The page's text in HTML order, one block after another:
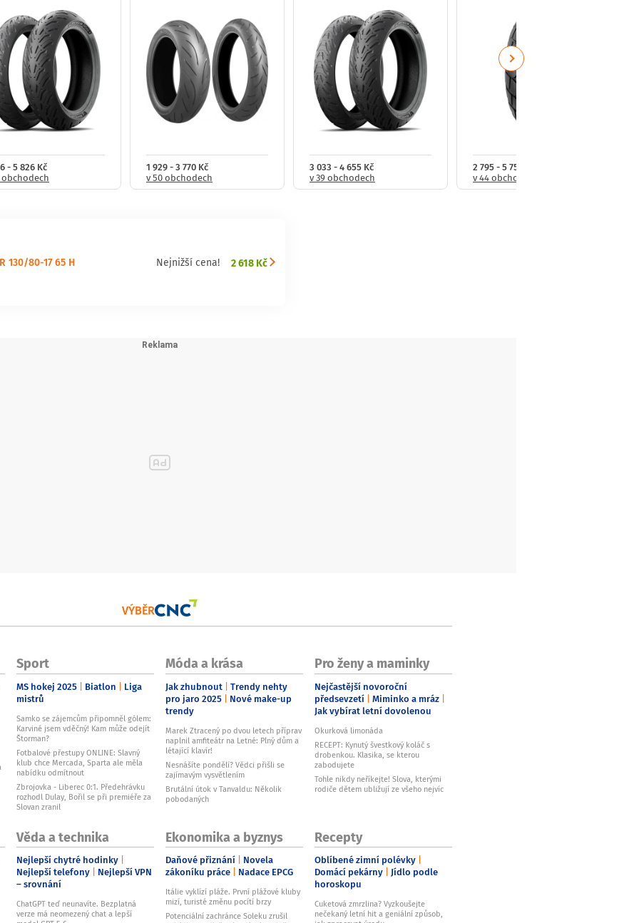
- 5 826 Kč
obchodech
1 929 - 3 770 Kč
v 50 obchodech
3 033 - 4 655 Kč
v 39 obchodech
2 795 - 5 754 Kč
v 44 obchodech
Next
130/80-17 65 H Nejnižší cena! 2 618 Kč
VÝBĚR
Sport
MS hokej 2025 Biatlon
Liga
mistrů
Samko se zájemcům připomněl gólem:
Karviné jsem vděčný! Kam může odejít
Štorman?
Fotbalové přestupy ONLINE: Slavný
klub chce Mercada, Sparta ale měla
nabídku odmítnout
Zbrojovka - Liberec 0:1. Předehrávku
rozhodl Dulay, Bořil se při premiéře za
Slovan zranil
Móda a krása
Jak zhubnout Trendy nehty
pro jaro 2025 Nové make-up
trendy
Marek Ztracený po dvou letech příprav
naplnil amfiteátr na Letné: Plný dům a
létající klavír!
Nesnášíte pondělí? Vědci přišli se
zajímavým vysvětlením
Brutální útok v Tanvaldu: Několik
pobodaných
Pro ženy a maminky
Nejčastější novoroční
předsevzetí Miminko a mráz
Jak vybírat letní dovolenou
Okurková limonáda
RECEPT: Kynutý švestkový koláč s
drobenkou. Klasika, se kterou
zabodujete
Tohle nikdy neříkejte! Slova, kterými
rodiče dětem ubližují ze všeho nejvíc
Věda a technika
Nejlepší chytré hodinky
Nejlepší telefony Nejlepší VPN
– srovnání
ChatGPT teď neunavíte. Bezplatná
verze má neomezený chat a lepší
Ekonomika a byznys
Daňové přiznání Novela
zákoníku práce Nadace EPCG
Itálie vyklízí pláže. První plážové kluby
mizí, turisté změnu pocítí brzy
Potenciální zachránce Soleku zrušil
Recepty
Oblíbené zimní polévky
Domácí pekárny Jídlo podle
horoskopu
Cuketová zmrzlina? Vyzkoušejte
nečekaný letní hit a geniální způsob,